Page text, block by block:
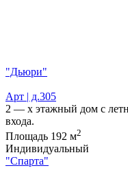
"Дьюри"
Арт | д.305
2 — х этажный дом с
входа.
Площадь 192 м2
Индивидуальный
"Спарта"